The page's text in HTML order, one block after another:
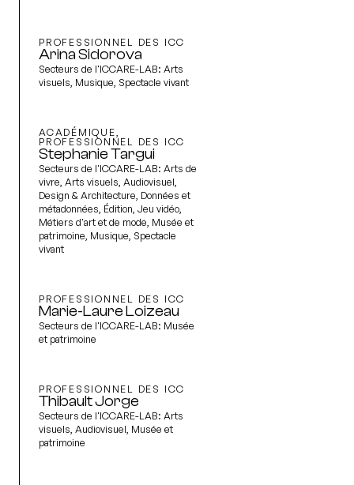
PROFESSIONNEL DES ICC
Arina Sidorova
Secteurs de l'ICCARE-LAB: Arts
visuels, Musique, Spectacle vivant
ACADÉMIQUE,
PROFESSIONNEL DES ICC
Stephanie Targui
Secteurs de l'ICCARE-LAB: Arts de
vivre, Arts visuels, Audiovisuel,
Design & Architecture, Données et
métadonnées, Édition, Jeu vidéo,
Métiers d'art et de mode, Musée et
patrimoine, Musique, Spectacle
vivant
PROFESSIONNEL DES ICC
Marie-Laure Loizeau
Secteurs de l'ICCARE-LAB: Musée
et patrimoine
PROFESSIONNEL DES ICC
Thibault Jorge
Secteurs de l'ICCARE-LAB: Arts
visuels, Audiovisuel, Musée et
patrimoine